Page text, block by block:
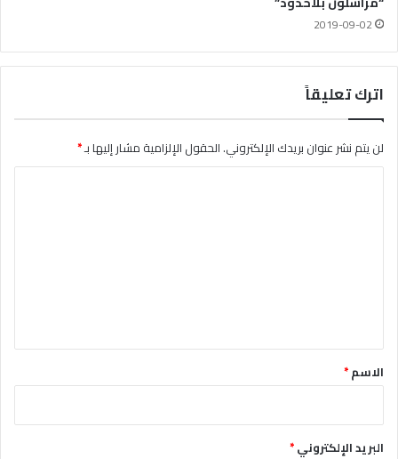
2019-09-02
اترك تعليقاً
لن يتم نشر عنوان بريدك الإلكتروني.الحقول الإلزامية مشار إليها بـ*
*الاسم*
البريد الإلكتروني*